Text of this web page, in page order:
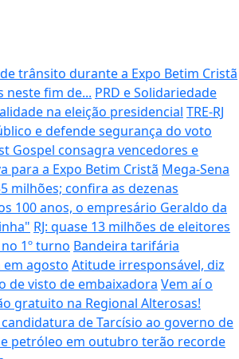
trânsito durante a Expo Betim Cristã
neste fim de... PRD e Solidariedade
na eleição presidencial TRE-RJ
e defende segurança do voto
Gospel consagra vencedores e
para a Expo Betim Cristã Mega-Sena
milhões; confira as dezenas
100 anos, o empresário Geraldo da
RJ: quase 13 milhões de eleitores
1º turno Bandeira tarifária
agosto Atitude irresponsável, diz
de visto de embaixadora Vem aí o
gratuito na Regional Alterosas!
de Tarcísio ao governo de
petróleo em outubro terão recorde